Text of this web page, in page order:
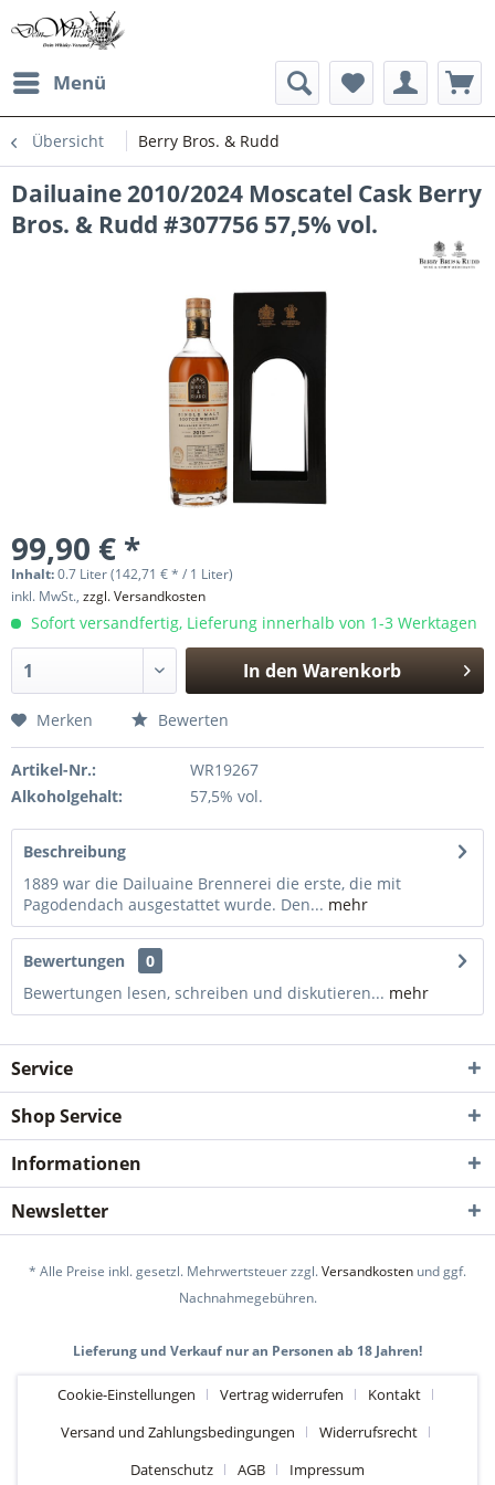
Menü
Übersicht Berry Bros. & Rudd
Dailuaine 2010/2024 Moscatel Cask Berry
Bros. & Rudd #307756 57,5% vol.
99,90 € *
Inhalt:0.7 Liter (142,71 € * / 1 Liter)
inkl. MwSt., zzgl. Versandkosten
Sofort versandfertig, Lieferung innerhalb von 1-3 Werktagen
In den Warenkorb
Merken Bewerten
Artikel-Nr.:
WR19267
Alkoholgehalt:
57,5% vol.
Beschreibung
1889 war die Dailuaine Brennerei die erste, die mit
Pagodendach ausgestattet wurde. Den... mehr
Bewertungen
0
Bewertungen lesen, schreiben und diskutieren... mehr
Service
Shop Service
Informationen
Newsletter
* Alle Preise inkl. gesetzl. Mehrwertsteuer zzgl.Versandkosten und ggf.
Nachnahmegebühren.
Lieferung und Verkauf nur an Personen ab 18 Jahren!
Cookie-Einstellungen Vertrag widerrufen
Kontakt
Versand und Zahlungsbedingungen
Widerrufsrecht
Datenschutz
AGB Impressum